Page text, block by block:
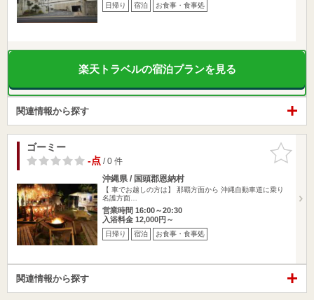
日帰り 宿泊 お食事・食事処
楽天トラベルの宿泊プランを見る
関連情報から探す
お気に入
りに追加
ゴーミー
-点/ 0 件
沖縄県 / 国頭郡恩納村
【 車でお越しの方は】 那覇方面から 沖縄自動車道に乗り
名護方面…
営業時間 16:00～20:30
入浴料金 12,000円～
日帰り 宿泊 お食事・食事処
関連情報から探す